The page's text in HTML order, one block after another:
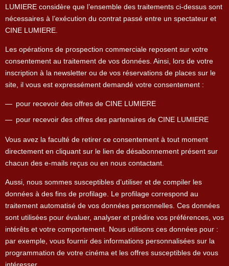
LUMIERE considère que l’ensemble des traitements ci-dessus sont
nécessaires à l’exécution du contrat passé entre un spectateur et
CINE LUMIERE.
Les opérations de prospection commerciale reposent sur votre
consentement au traitement de vos données. Ainsi, lors de votre
inscription à la newsletter ou de vos réservations de places sur le
site, il vous est expressément demandé votre consentement :
pour recevoir des offres de CINE LUMIERE
pour recevoir des offres des partenaires de CINE LUMIERE
Vous avez la faculté de retirer ce consentement à tout moment
directement en cliquant sur le lien de désabonnement présent sur
chacun des e-mails reçus ou en nous contactant.
Aussi, nous sommes susceptibles d’utiliser et de compiler les
données à des fins de profilage. Le profilage correspond au
traitement automatisé de vos données personnelles. Ces données
sont utilisées pour évaluer, analyser et prédire vos préférences, vos
intérêts et votre comportement. Nous utilisons ces données pour :
par exemple, vous fournir des informations personnalisées sur la
programmation de votre cinéma et les offres susceptibles de vous